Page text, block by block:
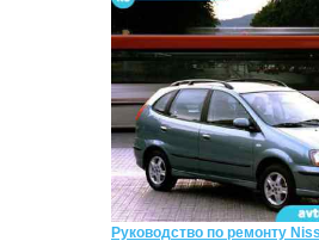
Руководство по ремонту